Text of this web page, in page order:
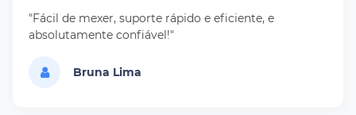
"Fácil de mexer, suporte rápido e eficiente, e
absolutamente confiável!"
Bruna Lima